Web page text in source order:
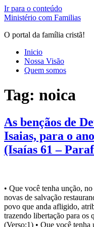
Ir para o conteúdo
Ministério com Familias
O portal da família cristã!
Inicio
Nossa Visão
Quem somos
Tag: noica
As bençãos de
Isaias, para o
(Isaías 61 –
• Que você tenha unção,
novas de salvação
povo que anda afligido,
trazendo libertação para os
(Verso:1) • Que você